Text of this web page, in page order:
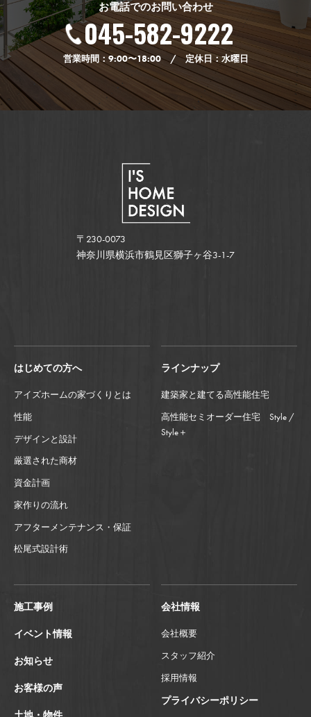
お電話でのお問い合わせ
045-582-9222
営業時間：9:00〜18:00 / 定休日：水曜日
〒230-0073
神奈川県横浜市鶴見区獅子ヶ谷3-1-7
はじめての方へ
アイズホームの家づくりとは
性能
デザインと設計
厳選された商材
資金計画
家作りの流れ
アフターメンテナンス・保証
松尾式設計術
ラインナップ
建築家と建てる高性能住宅
高性能セミオーダー住宅 Style /
Style＋
施工事例
イベント情報
お知らせ
お客様の声
会社情報
会社概要
スタッフ紹介
採用情報
プライバシーポリシー